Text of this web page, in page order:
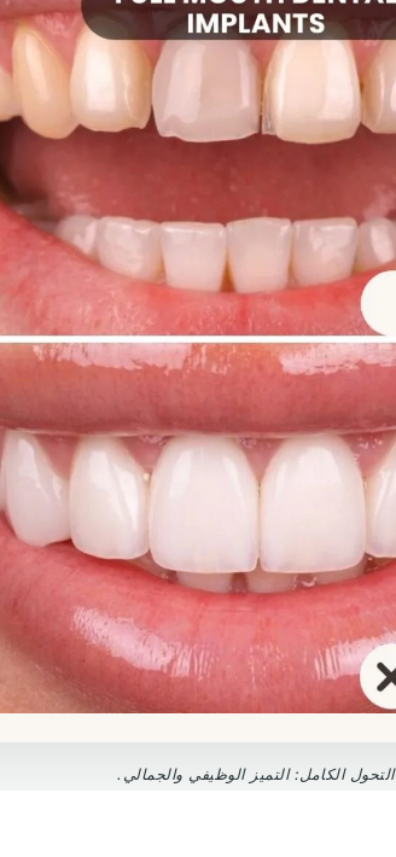
التحول الكامل: التميز الوظيفي والجمالي.